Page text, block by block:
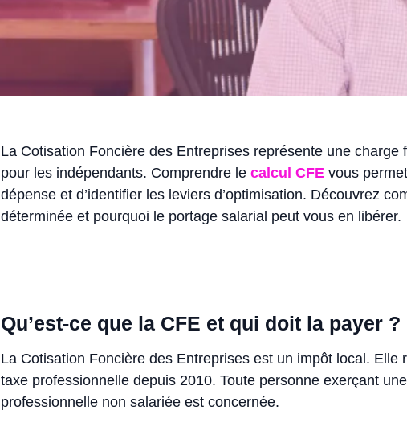
La Cotisation Foncière des Entreprises représente une charge
pour les indépendants. Comprendre le calcul CFEvous
dépense et d’identifier les leviers d’optimisation. Découvrez
déterminée et pourquoi le portage salarial peut vous en libérer.
Qu’est-ce que la CFE et qui doit la payer ?
La Cotisation Foncière des Entreprises est un impôt local. Elle
taxe professionnelle depuis 2010. Toute personne exerçant
professionnelle non salariée est concernée.